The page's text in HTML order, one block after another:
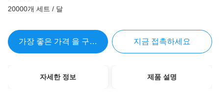
20000개 세트 / 달
가장 좋은 가격 을 구하라 지금 접촉하세요
자세한 정보 제품 설명